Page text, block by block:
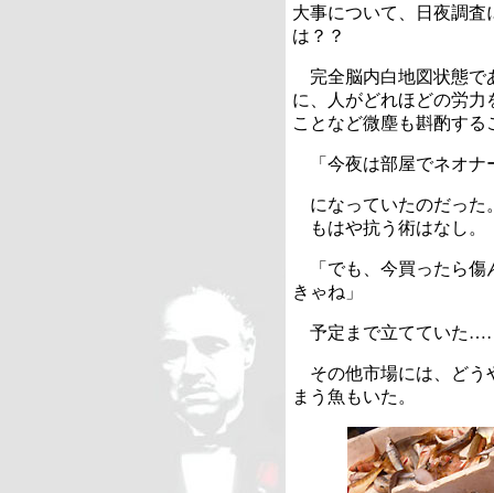
大事について、日夜調
は？？
完全脳内白地図状態で
に、人がどれほどの労
ことなど微塵も斟酌す
「今夜は部屋でネオナ
になっていたのだった
もはや抗う術はなし。
「でも、今買ったら傷
きゃね」
予定まで立てていた
その他市場には、どう
まう魚もいた。